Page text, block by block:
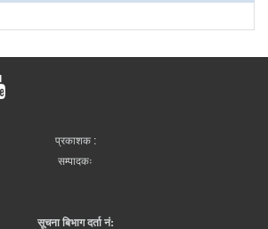
प्रकाशक :
सम्पादकः
सूचना बिभाग दर्ता नं: